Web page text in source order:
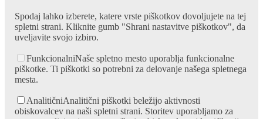
Spodaj lahko izberete, katere vrste piškotkov dovoljujete na tej
spletni strani. Kliknite gumb "Shrani nastavitve piškotkov", da
uveljavite svojo izbiro.
FunkcionalniNaše spletno mesto uporablja funkcionalne
piškotke. Ti piškotki so potrebni za delovanje našega spletnega
mesta.
AnalitičniAnalitični piškotki beležijo aktivnosti
obiskovalcev na naši spletni strani. Storitev uporabljamo za